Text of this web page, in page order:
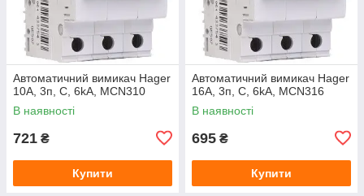
Автоматичний вимикач Hager
10A, 3п, C, 6kA, MCN310
В наявності
721 ₴
Купити
Автоматичний вимикач Hager
16A, 3п, C, 6kA, MCN316
В наявності
695 ₴
Купити